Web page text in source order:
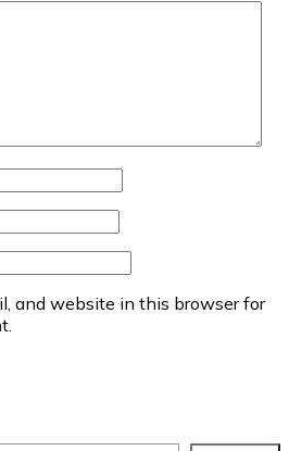
and website in this browser for